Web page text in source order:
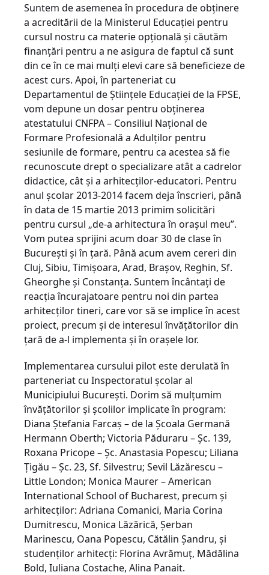
Suntem de asemenea în procedura de obţinere
a acreditării de la Ministerul Educaţiei pentru
cursul nostru ca materie opţională şi căutăm
finanţări pentru a ne asigura de faptul că sunt
din ce în ce mai mulţi elevi care să beneficieze de
acest curs. Apoi, în parteneriat cu
Departamentul de Ştiinţele Educaţiei de la FPSE,
vom depune un dosar pentru obţinerea
atestatului CNFPA – Consiliul Naţional de
Formare Profesională a Adulţilor pentru
sesiunile de formare, pentru ca acestea să fie
recunoscute drept o specializare atât a cadrelor
didactice, cât şi a arhitecţilor-educatori. Pentru
anul şcolar 2013-2014 facem deja înscrieri, până
în data de 15 martie 2013 primim solicitări
pentru cursul „de-a arhitectura în oraşul meu”.
Vom putea sprijini acum doar 30 de clase în
Bucureşti şi în ţară. Până acum avem cereri din
Cluj, Sibiu, Timişoara, Arad, Braşov, Reghin, Sf.
Gheorghe şi Constanţa. Suntem încântaţi de
reacţia încurajatoare pentru noi din partea
arhitecţilor tineri, care vor să se implice în acest
proiect, precum şi de interesul învăţătorilor din
ţară de a-l implementa şi în oraşele lor.
Implementarea cursului pilot este derulată în
parteneriat cu Inspectoratul şcolar al
Municipiului Bucureşti. Dorim să mulţumim
învăţătorilor şi şcolilor implicate în program:
Diana Ştefania Farcaş – de la Şcoala Germană
Hermann Oberth; Victoria Păduraru – Şc. 139,
Roxana Pricope – Şc. Anastasia Popescu; Liliana
Ţigău – Şc. 23, Sf. Silvestru; Sevil Lăzărescu –
Little London; Monica Maurer – American
International School of Bucharest, precum şi
arhitecţilor: Adriana Comanici, Maria Corina
Dumitrescu, Monica Lăzărică, Şerban
Marinescu, Oana Popescu, Cătălin Şandru, şi
studenţilor arhitecţi: Florina Avrămuţ, Mădălina
Bold, Iuliana Costache, Alina Panait.